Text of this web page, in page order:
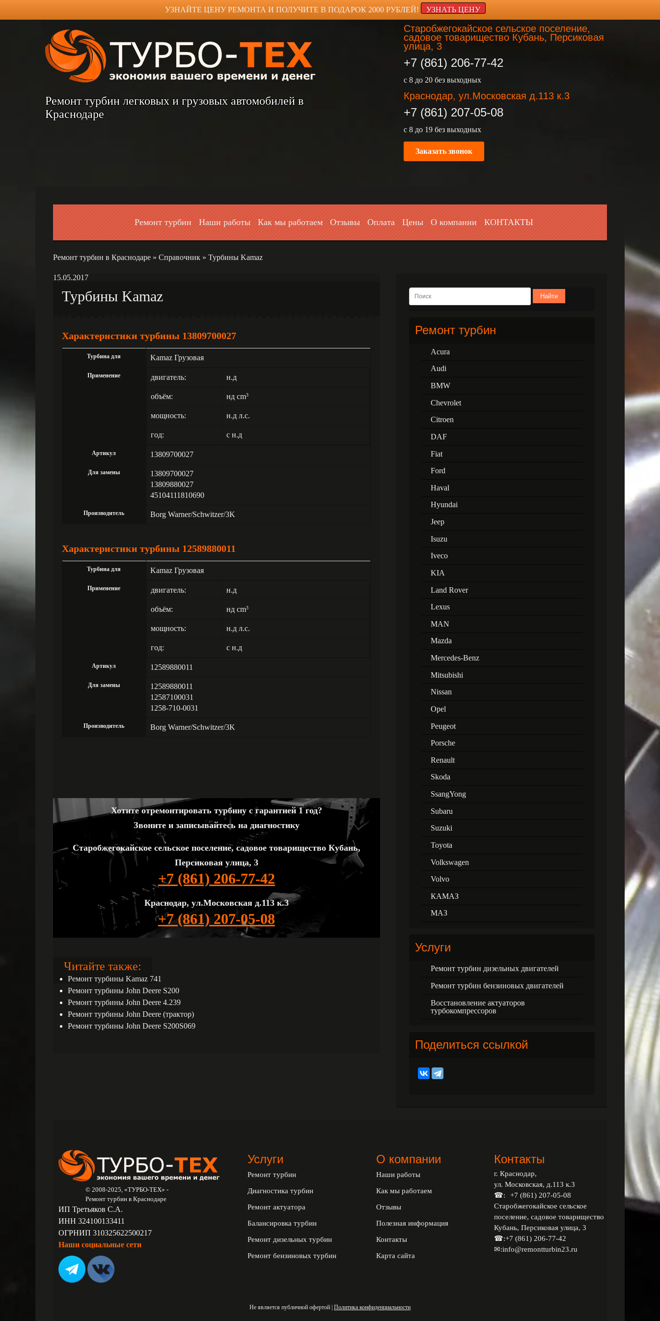
УЗНАЙТЕ ЦЕНУ РЕМОНТА И ПОЛУЧИТЕ В ПОДАРОК 2000 РУБЛЕЙ! УЗНАТЬ ЦЕНУ
Ремонт турбин легковых и грузовых автомобилей в
Краснодаре
Старобжегокайское сельское поселение,
садовое товарищество Кубань, Персиковая
улица, 3
+7 (861) 206-77-42
с 8 до 20 без выходных
Краснодар, ул.Московская д.113 к.3
+7 (861) 207-05-08
с 8 до 19 без выходных
Заказать звонок
Ремонт турбин Наши работы Как мы работаем Отзывы Оплата Цены О компании КОНТАКТЫ
Ремонт турбин в Краснодаре » Справочник » Турбины Kamaz
15.05.2017
Турбины Kamaz
Характеристики турбины 13809700027
Турбина для Kamaz Грузовая
Применение двигатель: н.д
объём: нд cm3
мощность: н.д л.с.
год: с н.д
Артикул 13809700027
Для замены
13809700027
13809880027
45104111810690
Производитель Borg Warner/Schwitzer/3K
Характеристики турбины 12589880011
Турбина для Kamaz Грузовая
Применение двигатель: н.д
объём: нд cm3
мощность: н.д л.с.
год: с н.д
Артикул 12589880011
Для замены
12589880011
12587100031
1258-710-0031
Производитель Borg Warner/Schwitzer/3K
Хотите отремонтировать турбину с гарантией 1 год?
Звоните и записывайтесь на диагностику
Старобжегокайское сельское поселение, садовое товарищество Кубань,
Персиковая улица, 3
+7 (861) 206-77-42
Краснодар, ул.Московская д.113 к.3
+7 (861) 207-05-08
Читайте также:
Ремонт турбины Kamaz 741
Ремонт турбины John Deere S200
Ремонт турбины John Deere 4.239
Ремонт турбины John Deere (трактор)
Ремонт турбины John Deere S200S069
Найти
Ремонт турбин
Acura
Audi
BMW
Chevrolet
Citroen
DAF
Fiat
Ford
Haval
Hyundai
Jeep
Isuzu
Iveco
KIA
Land Rover
Lexus
MAN
Mazda
Mercedes-Benz
Mitsubishi
Nissan
Opel
Peugeot
Porsche
Renault
Skoda
SsangYong
Subaru
Suzuki
Toyota
Volkswagen
Volvo
КАМАЗ
МАЗ
Услуги
Ремонт турбин дизельных двигателей
Ремонт турбин бензиновых двигателей
Восстановление актуаторов
турбокомпрессоров
Поделиться ссылкой
© 2008-2025, «ТУРБО-ТЕХ» -
Ремонт турбин в Краснодаре
ИП Третьяков С.А.
ИНН 324100133411
ОГРНИП 310325622500217
Наши социальные сети
Услуги
Ремонт турбин
Диагностика турбин
Ремонт актуатора
Балансировка турбин
Ремонт дизельных турбин
Ремонт бензиновых турбин
О компании
Наши работы
Как мы работаем
Отзывы
Полезная информация
Контакты
Карта сайта
Контакты
г. Краснодар,
ул. Московская, д.113 к.3
☎:
+7 (861) 207-05-08
Старобжегокайское сельское
поселение, садовое товарищество
Кубань, Персиковая улица, 3
☎:+7 (861) 206-77-42
✉:info@remontturbin23.ru
Не является публичной офертой | Политика конфиденциальности